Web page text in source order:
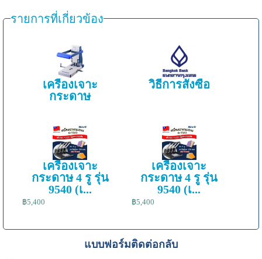
รายการที่เกี่ยวข้อง
เครื่องเจาะ
กระดาษ
วิธีการสั่งซื้อ
เครื่องเจาะ
กระดาษ 4 รู รุ่น
9540 (เ...
฿5,400
เครื่องเจาะ
กระดาษ 4 รู รุ่น
9540 (เ...
฿5,400
แบบฟอร์มติดต่อกลับ